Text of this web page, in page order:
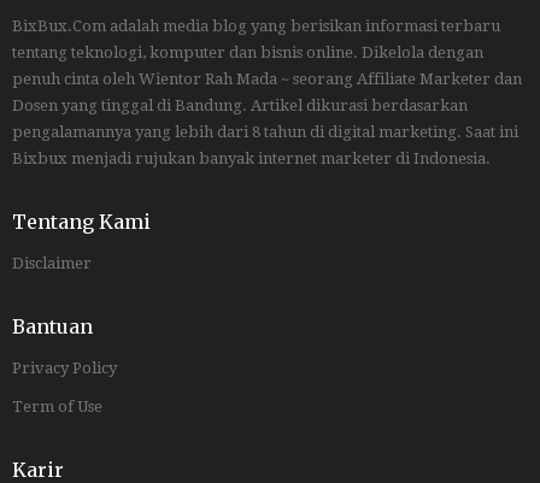
BixBux.Com adalah media blog yang berisikan informasi terbaru
tentang teknologi, komputer dan bisnis online. Dikelola dengan
penuh cinta oleh Wientor Rah Mada ~ seorang Affiliate Marketer dan
Dosen yang tinggal di Bandung. Artikel dikurasi berdasarkan
pengalamannya yang lebih dari 8 tahun di digital marketing. Saat ini
Bixbux menjadi rujukan banyak internet marketer di Indonesia.
Tentang Kami
Disclaimer
Bantuan
Privacy Policy
Term of Use
Karir